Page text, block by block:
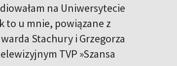
na Uniwersytecie
to u mnie, powiązane z
Stachury i Grzegorza
TVP »Szansa